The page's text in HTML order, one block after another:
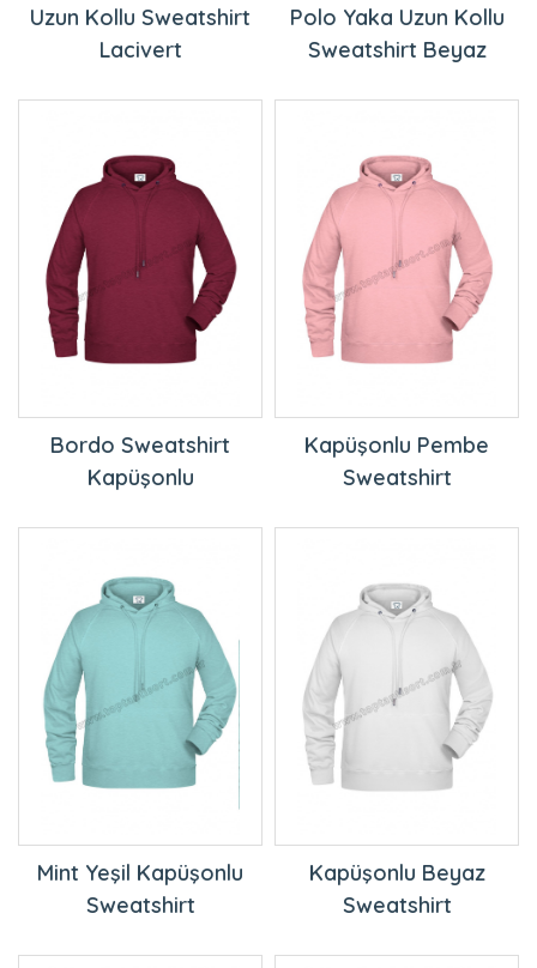
Lacivert
Sweatshirt Beyaz
Bordo Sweatshirt
Kapüşonlu
Kapüşonlu Pembe
Sweatshirt
Mint Yeşil Kapüşonlu
Sweatshirt
Kapüşonlu Beyaz
Sweatshirt